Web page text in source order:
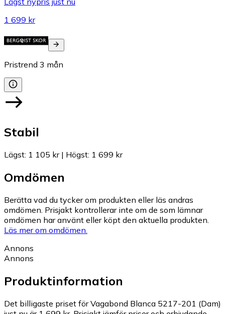
1 699 kr
Pristrend 3 mån
Stabil
Lägst: 1 105 kr| Högst: 1 699 kr
Omdömen
Berätta vad du tycker om produkten eller läs andras
omdömen. Prisjakt kontrollerar inte om de som lämnar
omdömen har använt eller köpt den aktuella produkten.
Läs mer om omdömen.
Annons
Annons
Produktinformation
Det billigaste priset för Vagabond Blanca 5217-201 (Dam)